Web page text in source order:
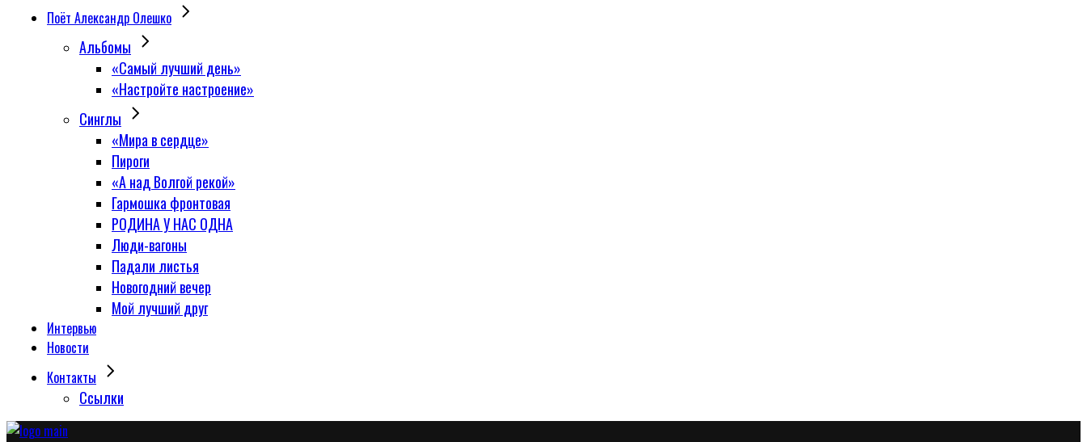
Поёт Александр Олешко
Альбомы
«Самый лучший день»
«Настройте настроение»
Синглы
«Мира в сердце»
Пироги
«А над Волгой рекой»
Гармошка фронтовая
РОДИНА У НАС ОДНА
Люди-вагоны
Падали листья
Новогодний вечер
Мой лучший друг
Интервью
Новости
Контакты
Сcылки